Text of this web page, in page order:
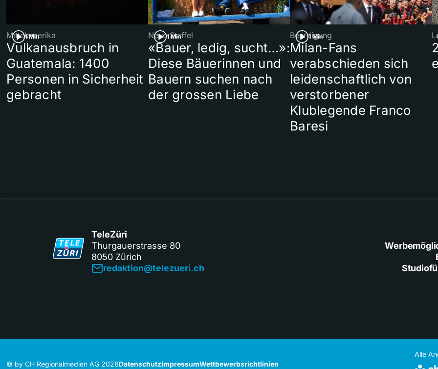
1 Min
Mittelamerika
Vulkanausbruch in
Guatemala: 1400
Personen in Sicherheit
gebracht
1 Min
Neue Staffel
«Bauer, ledig, sucht…»:
Diese Bäuerinnen und
Bauern suchen nach
der grossen Liebe
1 Min
Beerdigung
Milan-Fans
verabschieden sich
leidenschaftlich von
verstorbener
Klublegende Franco
Baresi
TeleZüri
Thurgauerstrasse 80
8050 Zürich
redaktion@telezueri.ch
© by CH Regionalmedien AG 2026DatenschutzImpressumWettbewerbsrichtlinien
Alle